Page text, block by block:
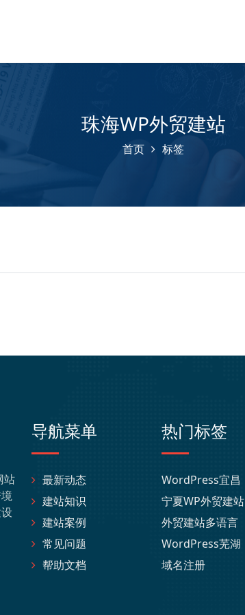
珠海WP外贸建站
首页 标签
站
导航菜单
最新动态
建站知识
建站案例
常见问题
帮助文档
热门标签
WordPress宜昌
宁夏WP外贸建站
外贸建站多语言
WordPress芜湖
域名注册